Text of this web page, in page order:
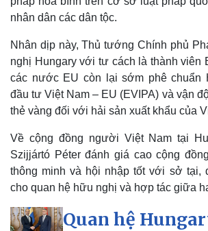
nhân dân các dân tộc.
Nhân dịp này, Thủ tướng Chính phủ
nghị Hungary với tư cách là thành viên
các nước EU còn lại sớm phê chuẩn
đầu tư Việt Nam – EU (EVIPA) và vận
thẻ vàng đối với hải sản xuất khẩu của
Về cộng đồng người Việt Nam tại
Szijjártó Péter đánh giá cao cộng
thông minh và hội nhập tốt với sở tại,
cho quan hệ hữu nghị và hợp tác giữa
Quan hệ